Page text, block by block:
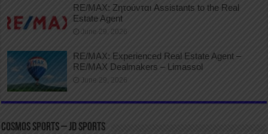
RE/MAX: Ζητούνται Assistants to the Real
Estate Agent
June 29, 2026
RE/MAX: Experienced Real Estate Agent –
RE/MAX Dealmakers – Limassol
June 29, 2026
COSMOS SPORTS – JD SPORTS